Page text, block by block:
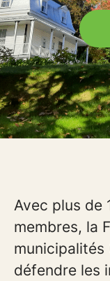
Avec plus de
membres, la
municipalités
défendre les